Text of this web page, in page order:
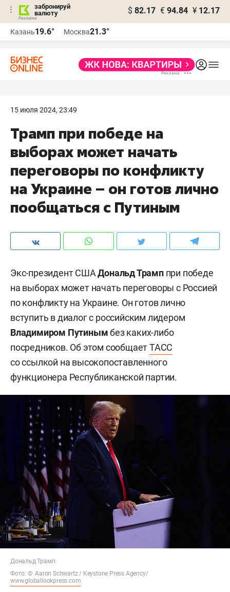
забронируй
валюту
$ 82.17 € 94.84 ¥ 12.17
Казань19.6° Москва21.3°
15 июля 2024, 23:49
Трамп при победе на
выборах может начать
переговоры по конфликту
на Украине – он готов лично
пообщаться с Путиным
Экс-президент СШАДональд Трамппри победе
на выборах может начать переговоры с Россией
по конфликту на Украине. Он готов лично
вступить в диалог с российским лидером
Владимиром Путинымбез каких-либо
посредников. Об этом сообщаетТАСС
со ссылкой на высокопоставленного
функционера Республиканской партии.
Дональд Трамп
Фото: © Aaron Schwartz / Keystone Press Agency/
www.globallookpress.com